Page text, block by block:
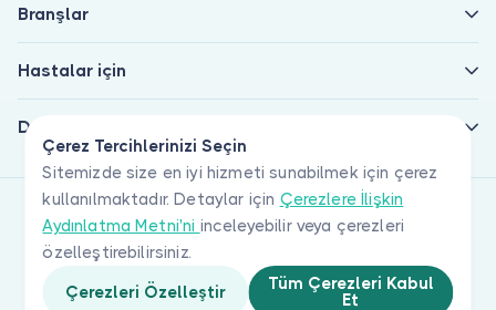
Çerez Tercihlerinizi Seçin
Sitemizde size en iyi hizmeti sunabilmek için çerez
kullanılmaktadır. Detaylar için Çerezlere İlişkin
Aydınlatma Metni'ni inceleyebilir veya çerezleri
özelleştirebilirsiniz.
Çerezleri Özelleştir
Tüm Çerezleri Kabul
Et
Branşlar
Hastalar için
Doktorlar için